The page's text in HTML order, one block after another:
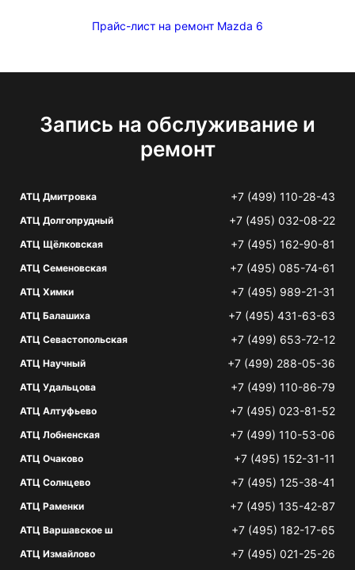
Прайс-лист на ремонт Mazda 6
Запись на обслуживание и
ремонт
АТЦ Дмитровка +7 (499) 110-28-43
АТЦ Долгопрудный +7 (495) 032-08-22
АТЦ Щёлковская +7 (495) 162-90-81
АТЦ Семеновская +7 (495) 085-74-61
АТЦ Химки +7 (495) 989-21-31
АТЦ Балашиха +7 (495) 431-63-63
АТЦ Севастопольская +7 (499) 653-72-12
АТЦ Научный +7 (499) 288-05-36
АТЦ Удальцова +7 (499) 110-86-79
АТЦ Алтуфьево +7 (495) 023-81-52
АТЦ Лобненская +7 (499) 110-53-06
АТЦ Очаково +7 (495) 152-31-11
АТЦ Солнцево +7 (495) 125-38-41
АТЦ Раменки +7 (495) 135-42-87
АТЦ Варшавское ш +7 (495) 182-17-65
АТЦ Измайлово +7 (495) 021-25-26